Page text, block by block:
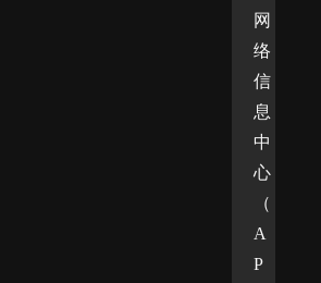
网
络
信
息
中
心
（
A
P